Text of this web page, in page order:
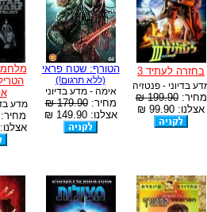
בחזרה לעתיד 3
בדיוני - פנטזיה
מחיר:199.90 ₪
אצלנו: 99.90 ₪
הטורף: שטח פראי
(ללא תרגום!)
אימה - מדע בדיוני
מחיר:179.90 ₪
אצלנו: 149.90 ₪
מדע
אצלנו: